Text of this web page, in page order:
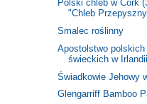
Polski chleb w Cork
"Chleb
Smalec roślinny
Apostolstwo polskich
świeckich w Irlandii
Świadkowie Jehowy
Glengarriff Bamboo